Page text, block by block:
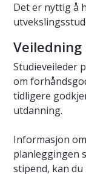
Det er nyttig å
Veiledning
Studieveileder
om
tidligere
utdanning.
Informasjon
planleggingen
stipend, kan du